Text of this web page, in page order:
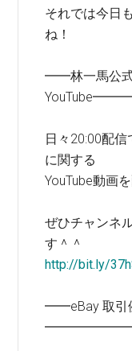
それでは今日
ね！
━━林一馬公
日々20:00配
に関する
YouTube動画
ぜひチャンネ
す＾＾
http://bit.ly/
━━eBay 取引